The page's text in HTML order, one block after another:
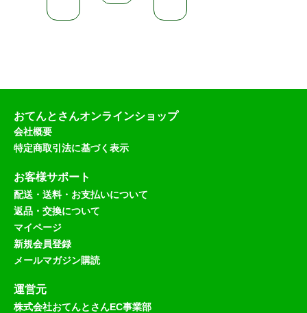
おてんとさんオンラインショップ
会社概要
特定商取引法に基づく表示
お客様サポート
配送・送料・お支払いについて
返品・交換について
マイページ
新規会員登録
メールマガジン購読
運営元
株式会社おてんとさんEC事業部